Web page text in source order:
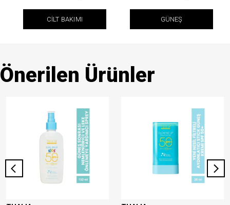
CİLT BAKIMI GÜNEŞ
Önerilen Ürünler